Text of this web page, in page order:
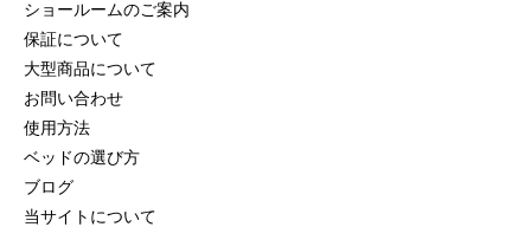
ショールームのご案内
保証について
大型商品について
お問い合わせ
使用方法
ベッドの選び方
ブログ
当サイトについて